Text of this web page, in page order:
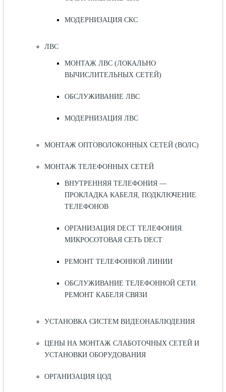
МОДЕРНИЗАЦИЯ СКС
ЛВС
МОНТАЖ ЛВС (ЛОКАЛЬНО
ВЫЧИСЛИТЕЛЬНЫХ СЕТЕЙ)
ОБСЛУЖИВАНИЕ ЛВС
МОДЕРНИЗАЦИЯ ЛВС
МОНТАЖ ОПТОВОЛОКОННЫХ СЕТЕЙ (ВОЛС)
МОНТАЖ ТЕЛЕФОННЫХ СЕТЕЙ
ВНУТРЕННЯЯ ТЕЛЕФОНИЯ —
ПРОКЛАДКА КАБЕЛЯ, ПОДКЛЮЧЕНИЕ
ТЕЛЕФОНОВ
ОРГАНИЗАЦИЯ DECT ТЕЛЕФОНИЯ.
МИКРОСОТОВАЯ СЕТЬ DECT
РЕМОНТ ТЕЛЕФОННОЙ ЛИНИИ
ОБСЛУЖИВАНИЕ ТЕЛЕФОННОЙ СЕТИ.
РЕМОНТ КАБЕЛЯ СВЯЗИ
УСТАНОВКА СИСТЕМ ВИДЕОНАБЛЮДЕНИЯ
ЦЕНЫ НА МОНТАЖ СЛАБОТОЧНЫХ СЕТЕЙ И
УСТАНОВКИ ОБОРУДОВАНИЯ
ОРГАНИЗАЦИЯ ЦОД